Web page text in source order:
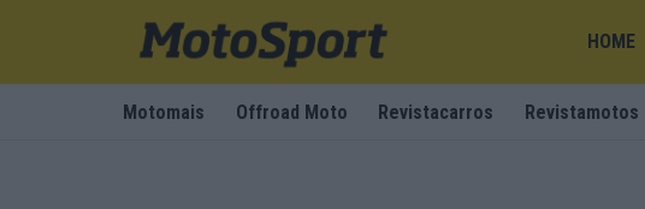
HOME
Motomais Offroad Moto Revistacarros Revistamotos